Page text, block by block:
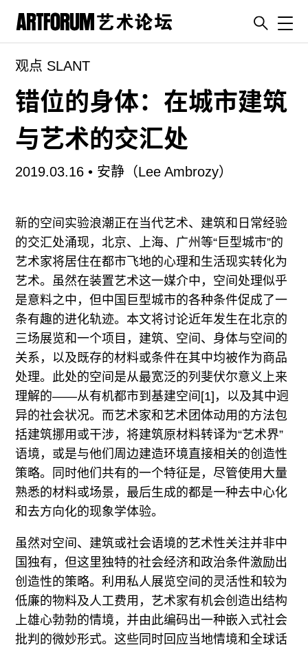
artguide
新闻
展评
杂志
专栏
ENGLISH
ART & EDUCATION
广告
订阅
往期内容
联系我们
关注我们
观点 SLANT
错位的身体：在城市建筑
与艺术的交汇处
2019.03.16 • 安静（Lee Ambrozy）
新的空间实验浪潮正在当代艺术、建筑和日常经验
的交汇处涌现，北京、上海、广州等“巨型城市”的
艺术家将居住在都市飞地的心理和生活现实转化为
艺术。虽然在装置艺术这一媒介中，空间处理似乎
是意料之中，但中国巨型城市的各种条件促成了一
条有趣的进化轨迹。本文将讨论近年发生在北京的
三场展览和一个项目，建筑、空间、身体与空间的
关系，以及既存的材料或条件在其中均被作为商品
处理。此处的空间是从最宽泛的列斐伏尔意义上来
理解的——从有机都市到基建空间[1]，以及其中迥
异的社会状况。而艺术家和艺术团体动用的方法包
括建筑挪用或干涉，将建筑原材料转译为“艺术界”
语境，或是与他们周边建造环境直接相关的创造性
策略。同时他们共有的一个特征是，尽管使用大量
熟悉的材料或场景，最后生成的都是一种去中心化
和去方向化的现象学体验。
虽然对空间、建筑或社会语境的艺术性关注并非中
国独有，但这里独特的社会经济和政治条件激励出
创造性的策略。利用私人展览空间的灵活性和较为
低廉的物料及人工费用，艺术家有机会创造出结构
上雄心勃勃的情境，并由此编码出一种嵌入式社会
批判的微妙形式。这些同时回应当地情境和全球话